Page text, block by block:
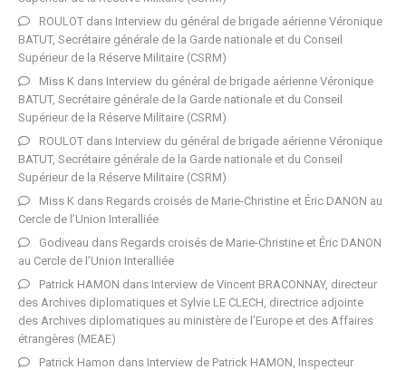
ROULOT dans Interview du général de brigade aérienne Véronique
BATUT, Secrétaire générale de la Garde nationale et du Conseil
Supérieur de la Réserve Militaire (CSRM)
Miss K dans Interview du général de brigade aérienne Véronique
BATUT, Secrétaire générale de la Garde nationale et du Conseil
Supérieur de la Réserve Militaire (CSRM)
ROULOT dans Interview du général de brigade aérienne Véronique
BATUT, Secrétaire générale de la Garde nationale et du Conseil
Supérieur de la Réserve Militaire (CSRM)
Miss K dans Regards croisés de Marie-Christine et Éric DANON au
Cercle de l’Union Interalliée
Godiveau dans Regards croisés de Marie-Christine et Éric DANON
au Cercle de l’Union Interalliée
Patrick HAMON dans Interview de Vincent BRACONNAY, directeur
des Archives diplomatiques et Sylvie LE CLECH, directrice adjointe
des Archives diplomatiques au ministère de l’Europe et des Affaires
étrangères (MEAE)
Patrick Hamon dans Interview de Patrick HAMON, Inspecteur